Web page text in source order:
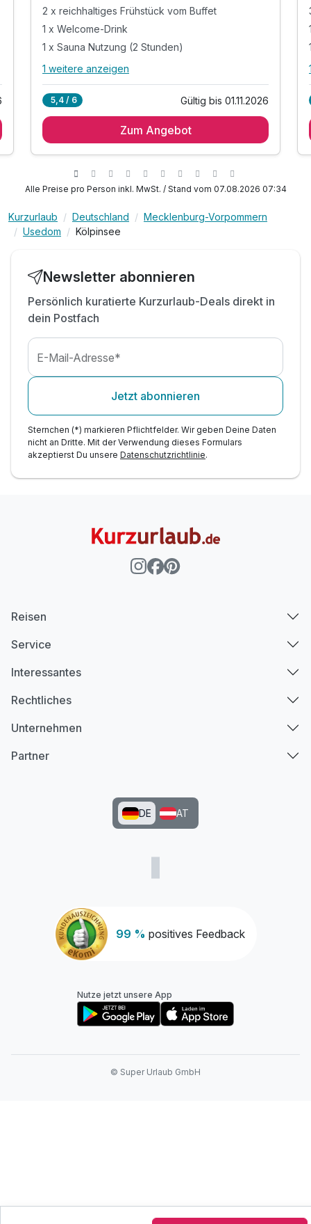
2 x reichhaltiges Frühstück vom Buffet
1 x Welcome-Drink
1 x Sauna Nutzung (2 Stunden)
Alle Inklusivleistungen
2 x reichhaltiges Frühstück vom Buffet
1 x WLAN
1 weitere anzeigen
5,4 / 6 Gültig bis 01.11.2026
Zum Angebot
Alle Preise pro Person inkl. MwSt. / Stand vom 07.08.2026 07:34
Kurzurlaub Deutschland
Mecklenburg-Vorpommern
Usedom
Kölpinsee
Newsletter abonnieren
Persönlich kuratierte Kurzurlaub-Deals direkt in
dein Postfach
E-Mail-Adresse*
Jetzt abonnieren
Sternchen (*) markieren Pflichtfelder. Wir geben Deine Daten
nicht an Dritte. Mit der Verwendung dieses Formulars
akzeptierst Du unsere Datenschutzrichtlinie.
99 % positives Feedback
Reisen
Service
Interessantes
Rechtliches
Unternehmen
Partner
DE AT
Nutze jetzt unsere App
© Super Urlaub GmbH